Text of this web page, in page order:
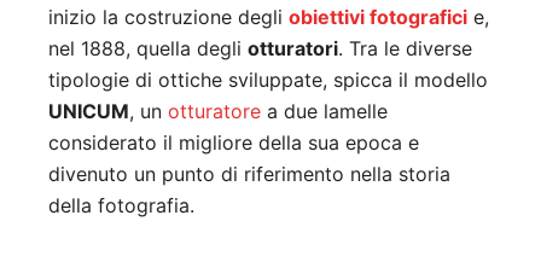
inizio la costruzione degli obiettivi fotografici e,
nel 1888, quella degli otturatori. Tra le diverse
tipologie di ottiche sviluppate, spicca il modello
UNICUM, un otturatore a due lamelle
considerato il migliore della sua epoca e
divenuto un punto di riferimento nella storia
della fotografia.